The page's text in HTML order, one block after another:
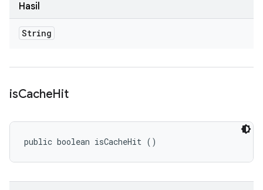
Hasil
String
isCacheHit
public boolean isCacheHit ()